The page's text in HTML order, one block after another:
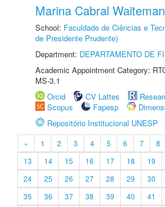
Marina Cabral Waiteman
School: Faculdade de Ciências e
de Presidente Prudente)
Department: DEPARTAMENTO DE
Academic Appointment Category:
MS-3.1
Orcid
CV Lattes
Scopus
Fapesp
Repositório Institucional UNESP
« 1 2 3 4 5 6 7 8
13
14 15 16 17 18 19
24
25 26 27 28 29 30
35
36 37 38 39 40 41